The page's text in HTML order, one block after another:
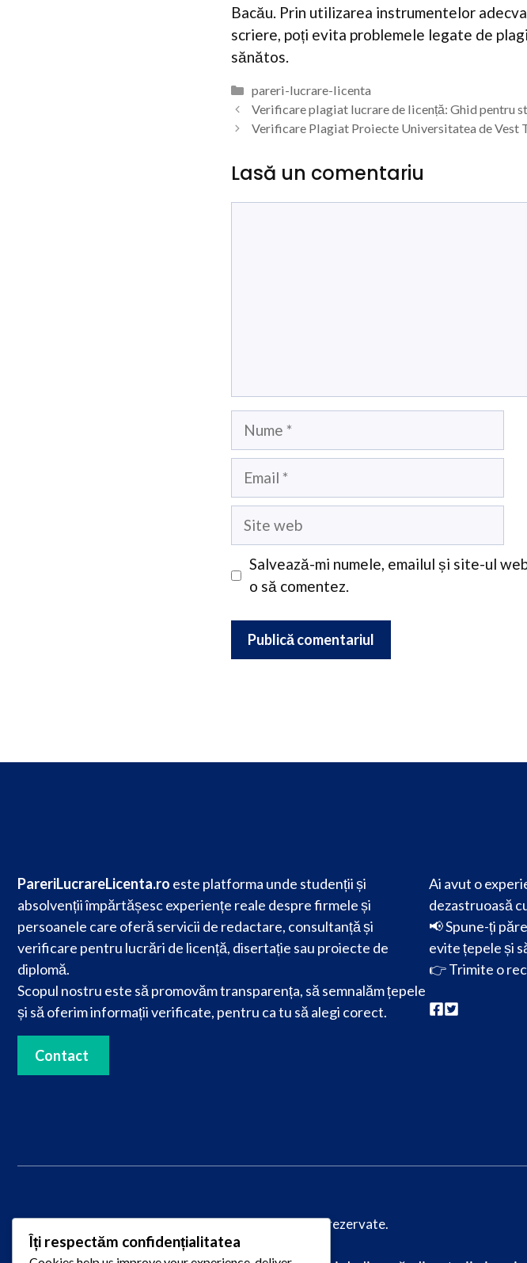
Bacău. Prin utilizarea instrumentelor
scriere, poți evita problemele legate de
sănătos.
Categorii
pareri-lucrare-licenta
Verificare plagiat lucrare de licență: Ghid pentru
Verificare Plagiat Proiecte Universitatea de Vest
Lasă un comentariu
Nume
Email
Site
Salvează-mi numele, emailul și site-ul
o să comentez.
PareriLucrareLicenta.ro este platforma unde studenții și
absolvenții împărtășesc experiențe reale despre firmele și
persoanele care oferă servicii de redactare, consultanță și
verificare pentru lucrări de licență, disertație sau proiecte de
diplomă.
Scopul nostru este să promovăm transparența, să semnalăm țepele
și să oferim informații verificate, pentru ca tu să alegi corect.
Contact
Ai avut o
dezastruoasă
📢 Spune-ți
evite țepele și
👉Trimite o
© 2025PareriLucrareLicenta.ro– Toate drepturile rezervate.
Îți respectăm confidențialitatea